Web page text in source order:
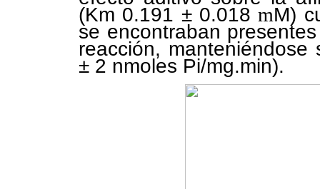
(Km 0.191 ± 0.018mM)
se encontraban
reacción,
± 2 nmoles Pi/mg.min).